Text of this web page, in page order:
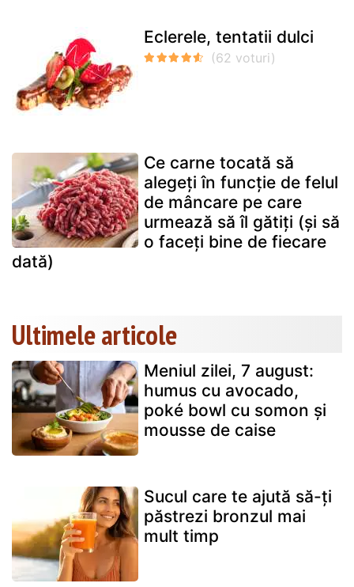
Eclerele, tentatii dulci
Ce carne tocată să
alegeți în funcție de felul
de mâncare pe care
urmează să îl gătiți (și să
o faceți bine de fiecare
dată)
Ultimele articole
Meniul zilei, 7 august:
humus cu avocado,
poké bowl cu somon și
mousse de caise
Sucul care te ajută să-ți
păstrezi bronzul mai
mult timp